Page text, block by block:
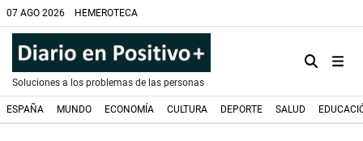
07 AGO 2026 HEMEROTECA
Soluciones a los problemas de las personas
ESPAÑA MUNDO ECONOMÍA CULTURA DEPORTE SALUD